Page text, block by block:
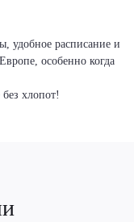
удобное расписание и
особенно когда
хлопот!